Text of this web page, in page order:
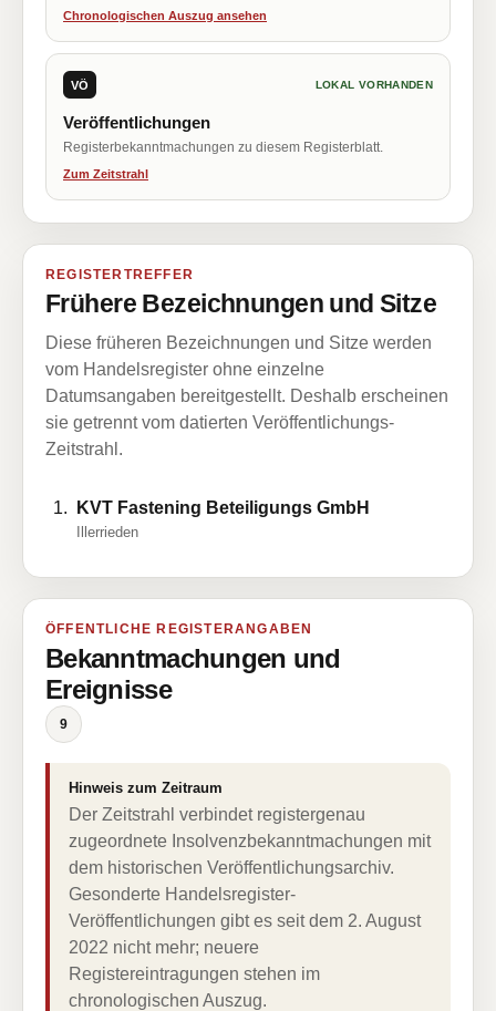
Chronologischen Auszug ansehen
VÖ LOKAL VORHANDEN
Veröffentlichungen
Registerbekanntmachungen zu diesem Registerblatt.
Zum Zeitstrahl
REGISTERTREFFER
Frühere Bezeichnungen und Sitze
Diese früheren Bezeichnungen und Sitze werden
vom Handelsregister ohne einzelne
Datumsangaben bereitgestellt. Deshalb erscheinen
sie getrennt vom datierten Veröffentlichungs-
Zeitstrahl.
KVT Fastening Beteiligungs GmbH
Illerrieden
ÖFFENTLICHE REGISTERANGABEN
Bekanntmachungen und
Ereignisse
9
Hinweis zum Zeitraum
Der Zeitstrahl verbindet registergenau
zugeordnete Insolvenzbekanntmachungen mit
dem historischen Veröffentlichungsarchiv.
Gesonderte Handelsregister-
Veröffentlichungen gibt es seit dem 2. August
2022 nicht mehr; neuere
Registereintragungen stehen im
chronologischen Auszug.